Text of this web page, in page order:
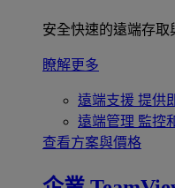
安全快速的遠端存取
瞭解更多
遠端支援 提供
遠端管理 監控
查看方案與價格